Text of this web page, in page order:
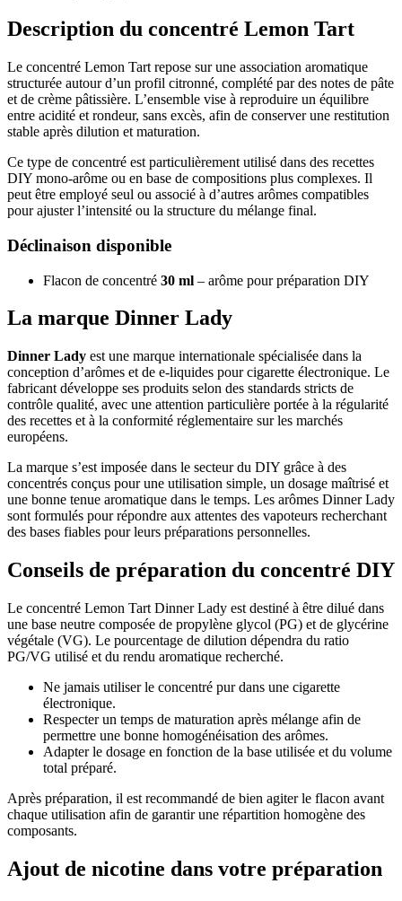
Description du concentré Lemon Tart
Le concentré Lemon Tart repose sur une association aromatique
structurée autour d’un profil citronné, complété par des notes de pâte
et de crème pâtissière. L’ensemble vise à reproduire un équilibre
entre acidité et rondeur, sans excès, afin de conserver une restitution
stable après dilution et maturation.
Ce type de concentré est particulièrement utilisé dans des recettes
DIY mono-arôme ou en base de compositions plus complexes. Il
peut être employé seul ou associé à d’autres arômes compatibles
pour ajuster l’intensité ou la structure du mélange final.
Déclinaison disponible
Flacon de concentré 30 ml – arôme pour préparation DIY
La marque Dinner Lady
Dinner Lady est une marque internationale spécialisée dans la
conception d’arômes et de e-liquides pour cigarette électronique. Le
fabricant développe ses produits selon des standards stricts de
contrôle qualité, avec une attention particulière portée à la régularité
des recettes et à la conformité réglementaire sur les marchés
européens.
La marque s’est imposée dans le secteur du DIY grâce à des
concentrés conçus pour une utilisation simple, un dosage maîtrisé et
une bonne tenue aromatique dans le temps. Les arômes Dinner Lady
sont formulés pour répondre aux attentes des vapoteurs recherchant
des bases fiables pour leurs préparations personnelles.
Conseils de préparation du concentré DIY
Le concentré Lemon Tart Dinner Lady est destiné à être dilué dans
une base neutre composée de propylène glycol (PG) et de glycérine
végétale (VG). Le pourcentage de dilution dépendra du ratio
PG/VG utilisé et du rendu aromatique recherché.
Ne jamais utiliser le concentré pur dans une cigarette
électronique.
Respecter un temps de maturation après mélange afin de
permettre une bonne homogénéisation des arômes.
Adapter le dosage en fonction de la base utilisée et du volume
total préparé.
Après préparation, il est recommandé de bien agiter le flacon avant
chaque utilisation afin de garantir une répartition homogène des
composants.
Ajout de nicotine dans votre préparation